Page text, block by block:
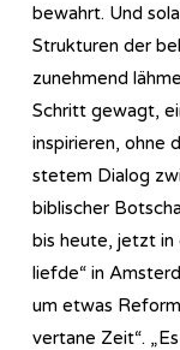
bewahrt. Und
Strukturen der
zunehmend
Schritt gewagt,
inspirieren, ohne
stetem Dialog
biblischer
bis heute, jetzt in
liefde“ in
um etwas
vertane Zeit“.